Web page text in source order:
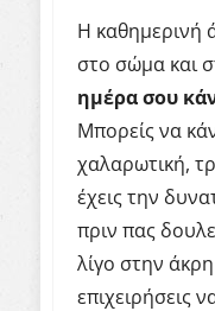
Η καθημερινή
στο σώμα και
ημέρα σου
Μπορείς να
χαλαρωτική,
έχεις την
πριν πας
λίγο στην
επιχειρήσεις